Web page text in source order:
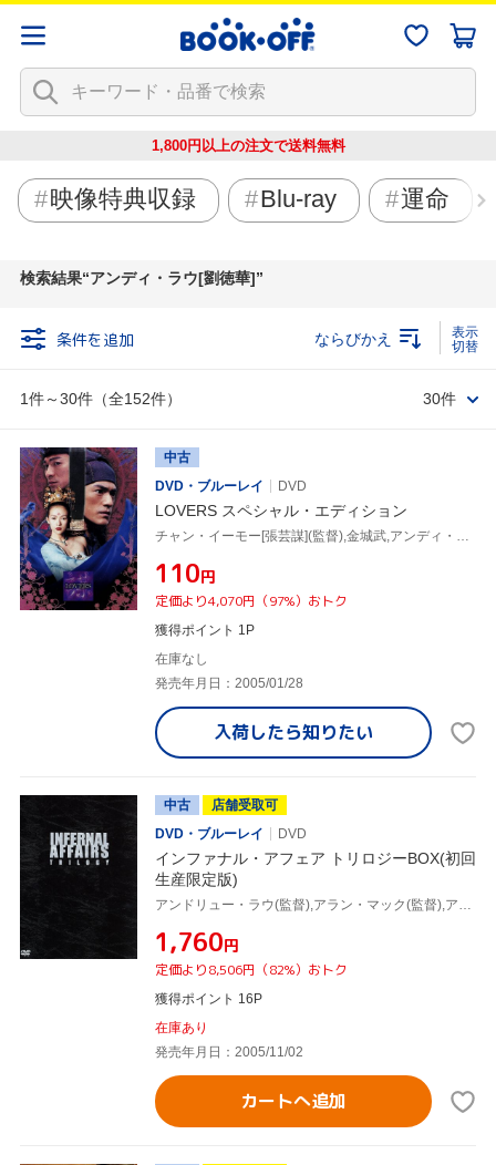
1,800円以上の注文で送料無料
映像特典収録 Blu-ray 運命
検索結果 アンディ・ラウ[劉徳華]
条件を追加
1件～30件（全152件）
ならびかえ
30件
中古
DVD・ブルーレイ
DVD
LOVERS スペシャル・エディション
チャン・イーモー[張芸謀](監督),金城武,アンディ・ラウ[劉徳華],チャン・ツィイー,ソン・タンタン
¥110円
定価より4,070円（97%）おトク
獲得ポイント 1P
在庫なし
発売年月日：2005/01/28
入荷したら知りたい
中古
店舗受取可
DVD・ブルーレイ
DVD
インファナル・アフェア トリロジーBOX(初回
生産限定版)
アンドリュー・ラウ(監督),アラン・マック(監督),アンディ・ラウ[劉徳華],トニー・レオン[梁朝偉]
¥1,760円
定価より8,506円（82%）おトク
獲得ポイント 16P
在庫あり
発売年月日：2005/11/02
カートへ追加